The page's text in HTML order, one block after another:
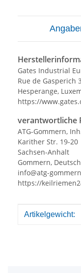
Gates Industrial
Rue de Gasperich
Hesperange,
https://
verantwortliche
ATG-Gommern,
Karither Str. 19-20
Sachsen-Anhalt
Gommern,
info@atg-
https://
Wert
Artikelgewicht: